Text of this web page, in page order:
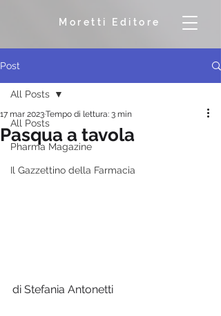
Moretti Editore
Post
All Posts
Pharma Magazine
Il Gazzettino della Farmacia
All Posts
Pasqua a tavola
17 mar 2023Tempo di lettura: 3 min
di Stefania Antonetti